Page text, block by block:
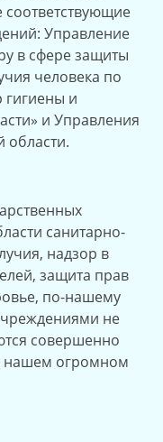
Управление
в сфере защиты
человека по
гигиены и
и Управления
области.
санитарно-
надзор в
защита прав
по-нашему
не
совершенно
нашем огромном